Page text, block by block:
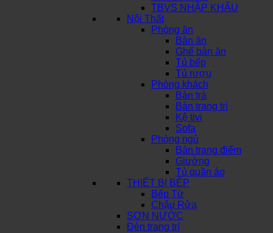
TBVS NHẬP KHẨU
Nội Thất
Phòng ăn
Bàn ăn
Ghế bàn ăn
Tủ bếp
Tủ rượu
Phòng khách
Bàn trà
Bàn trang trí
Kệ tivi
Sofa
Phòng ngủ
Bàn trang điểm
Giường
Tủ quần áo
THIẾT BỊ BẾP
Bếp Từ
Chậu Rửa
SƠN NƯỚC
Đèn trang trí